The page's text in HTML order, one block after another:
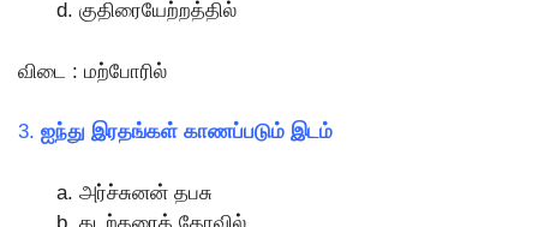
குதிரையேற்றத்தில்
விடை : மற்போரில்
3. ஐந்து இரதங்கள் காணப்படும் இடம்
அர்ச்சுனன் தபசு